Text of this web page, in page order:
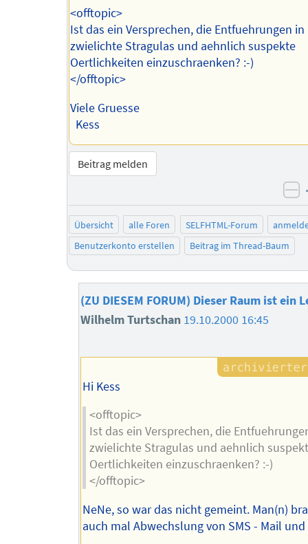
<offtopic>
Ist das ein Versprechen, die Entfuehrungen in
zwielichte Stragulas und aehnlich suspekte
Oertlichkeiten einzuschraenken? :-)
</offtopic>
Viele Gruesse
Kess
Beitrag melden
Übersicht alle Foren SELFHTML-Forum
Benutzerkonto erstellen
Beitrag im Thread-Baum
(ZU DIESEM FORUM) Dieser Raum ist ein
Wilhelm Turtschan 19.10.2000 16:45
Hi Kess
<offtopic>
Ist das ein Versprechen, die
zwielichte Stragulas und aehnlich
Oertlichkeiten einzuschraenken? :-)
</offtopic>
NeNe, so war das nicht gemeint. Man(n)
auch mal Abwechslung von SMS - Mail und